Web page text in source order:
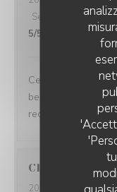
Servizio
/5
5/5
Ce fût un très bon
belle présentation,
recommande.
Claude
2026-07-19
- 12:15